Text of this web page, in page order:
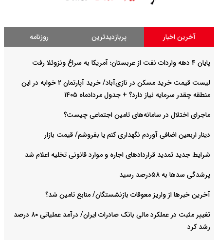
آخرین اخبار پربازدیدترین روزنامه
پایان ۴ دهه واردات نفت از عربستان؛ آمریکا به سراغ ونزوئلا رفت
لیست قیمت خرید مسکن در نازی‌آباد/ خرید آپارتمان ۲ خوابه در این
منطقه چقدر سرمایه نیاز دارد؟ + جدول مردادماه ۱۴۰۵
ماجرای اختلال در سامانه‌های تامین اجتماعی چیست؟
دینار اربعین اضافی آوردم نگهداری کنم یا بفروشم/ قیمت بازار
شرایط جدید تمدید قراردادهای اجاره و موارد قانونی تخلیه اعلام شد
پرشدگی سدها به ۵۸درصد رسید
آخرین خبرها از واریز معوقات بازنشستگان/ منابع تامین شد؟
تغییر مثبت در عملکرد مالی بانک صادرات ایران/ درآمد عملیاتی ۸۰ درصد
رشد کرد